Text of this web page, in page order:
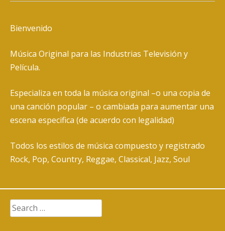
Bienvenido
Música Original para las Industrias Televisión y
Película.
Especializa en toda la música original –o una copia de
una canción popular – o cambiada para aumentar una
escena especifica (de acuerdo con legalidad)
Todos los estilos de música compuesto y registrado
Rock, Pop, Country, Reggae, Classical, Jazz, Soul
Search
for: